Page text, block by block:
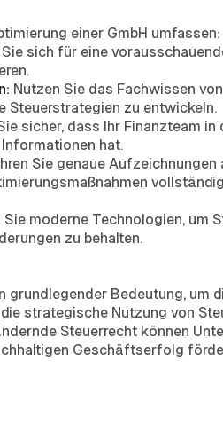
einer GmbH umfassen:
sich für eine
Nutzen Sie das Fachwissen
Steuerstrategien zu entwickeln.
sicher, dass Ihr Finanzteam
hat.
Sie genaue
Sie moderne Technologien, um
zu behalten.
Bedeutung, um
strategische Nutzung von
Steuerrecht können
Geschäftserfolg